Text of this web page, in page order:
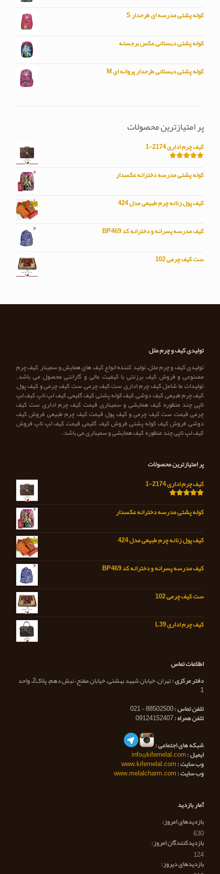
کوله پشتی مدرسه ای طرحدار S
کوله پشتی دبستانی عکس برجسته
کوله پشتی دبستانی طرحدار پروانه ای M
پر امتیازترین محصولات
کیف چرم اداری 2174-1
کوله پشتی مدرسه دخترانه عکسدار
کیف پول زنانه چرم طبیعی مدل 424
کیف مدرسه پسرانه و دخترانه کد BP469
ست کیف چرمی 102
تولیدی کیف و چرم ملل
تولیدی کیف و چرم ملل، تولید کننده انواع کیف های همایش و سمینار, کیف چرم
مصنوعی و فروش کیف برزنتی با کیفیت عالی و گارانتی محصول می باشد.
تولیدات ما شامل کیف چرم اداری, ست کیف چرمی, ست کیف چرمی و کیف پول,
کیف چرم طبیعی, کیف دوشی, کیف کوله پشتی, کیف گلیمی, کیف لپ تاپ, کیف لپ
تاپی چند منظوره, کیف همایشی و سمیناری, قیمت کیف چرم اداری, ست کیف
چرمی, قیمت ست کیف چرمی و کیف پول, قیمت کیف چرم طبیعی, فروش کیف
دوشی, فروش کیف کوله پشتی, فروش کیف گلیمی, قیمت کیف لپ تاپ, فروش
کیف لپ تاپی چند منظوره, کیف همایشی و سمیناری می باشد.
پر امتیازترین محصولات
کیف چرم اداری 2174-1
کوله پشتی مدرسه دخترانه عکسدار
کیف پول زنانه چرم طبیعی مدل 424
کیف مدرسه پسرانه و دخترانه کد BP469
ست کیف چرمی 102
کیف چرم اداری L39
اطلاعات تماس
دفتر مرکزی :
تهران، خیابان شهید بهشتی، خیابان مفتح، نبش دهم، پلاک2، واحد
1
تلفن تماس :
تلفن همراه :
شبکه های اجتماعی :
ایمیل :info@kifemelal.com
وب سایت :www.kifemelal.com
وب سایت :www.melalcharm.com
آمار بازدید
بازدیدهای امروز:
630
بازدیدکنندگان امروز:
124
بازدیدهای دیروز: